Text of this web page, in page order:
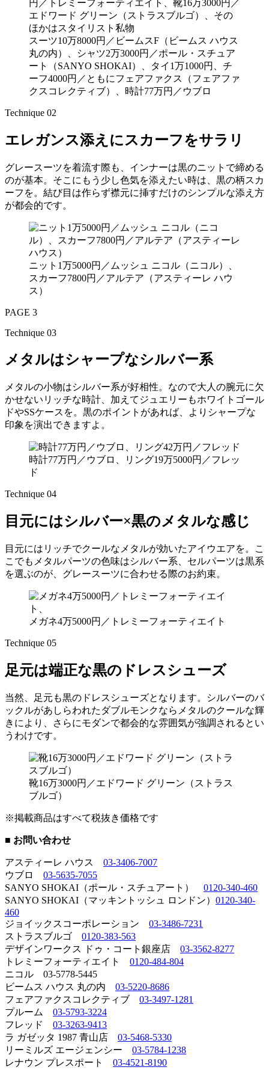
スーツ10万8000円／ビームスF（ビームス ハウス
丸の内）、シャツ2万3000円／ポール・スチュア
ート（SANYO SHOKAI）、タイ1万1000円、チ
ーフ4000円／ともにフェアファクス（フェアファ
クスコレクティブ）、時計77万円／ウブロ
Technique 02
エレガンス添えにスカーフをサラリ
グレースーツを着流す際も、インナーは黒のニットで締める
のが基本。そこにもう少し色気を添えたい時は、黒の柄スカ
ーフを。結び目は作らず襟元に挿すだけのシンプルな添え方
が都会的です。
ニット1万5000円／ムッシュ ニコル（ニコル）、
スカーフ7800円／アルテア（アスティーレ ハウ
ス）
PAGE 3
Technique 03
メタルはシャープなシルバー系
メタルの小物はシルバー系が好相性。なので大人の腕元に欠
かせないリッチな時計、加えてジュエリーもホワイトゴール
ドやSSケースを。黒のポイントがあれば、よりシャープな
印象を演出できますよ。
時計77万円／ウブロ、リング19万5000円／フレッ
ド
Technique 04
目元にはシルバー×黒のメタルな感じ
目元にはリッチでクールなメタルが効いたアイウエアを。こ
こでもメタルパーツの色味はシルバー系、セルパーツは黒系
を選ぶのが、グレースーツに合わせる際のお約束。
メガネ4万5000円／トレミーフォーティエイト
Technique 05
足元は端正な黒のドレスシューズ
当然、足元も黒のドレスシューズとなります。シルバーのバ
ックルがあしらわれたダブルモンクならメタルのクールな輝
きにより、さらにモダンで都会的な雰囲気が強調されるとい
うわけです。
靴16万3000円／エドワード グリーン（ストラス
ブルゴ）
※掲載商品はすべて税抜き価格です
■ お問い合わせ
アスティーレ ハウス 03-3406-7007
ウブロ 03-5635-7055
SANYO SHOKAI（ポール・スチュアート） 0120-340-460
SANYO SHOKAI（マッキントッシュ ロンドン） 0120-340-
460
ジョイックスコーポレーション 03-3486-7231
ストラスブルゴ 0120-383-563
デザインワークス ドゥ・コート銀座店 03-3562-8277
トレミーフォーティエイト 0120-484-804
ニコル 03-5778-5445
ビームス ハウス 丸の内 03-5220-8686
フェアファクスコレクティブ 03-3497-1281
プルーム 03-5793-3224
フレッド 03-3263-9413
ラ ガゼッタ 1987 青山店 03-5468-5330
リーミルズ エージェンシー 03-5784-1238
レナウン プレスポート 03-4521-8190